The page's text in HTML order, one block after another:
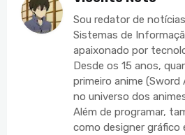
Sou redator de
Sistemas de
apaixonado por
Desde os 15 anos,
primeiro anime (Sword
no universo dos
Além de programar,
como designer gráfico